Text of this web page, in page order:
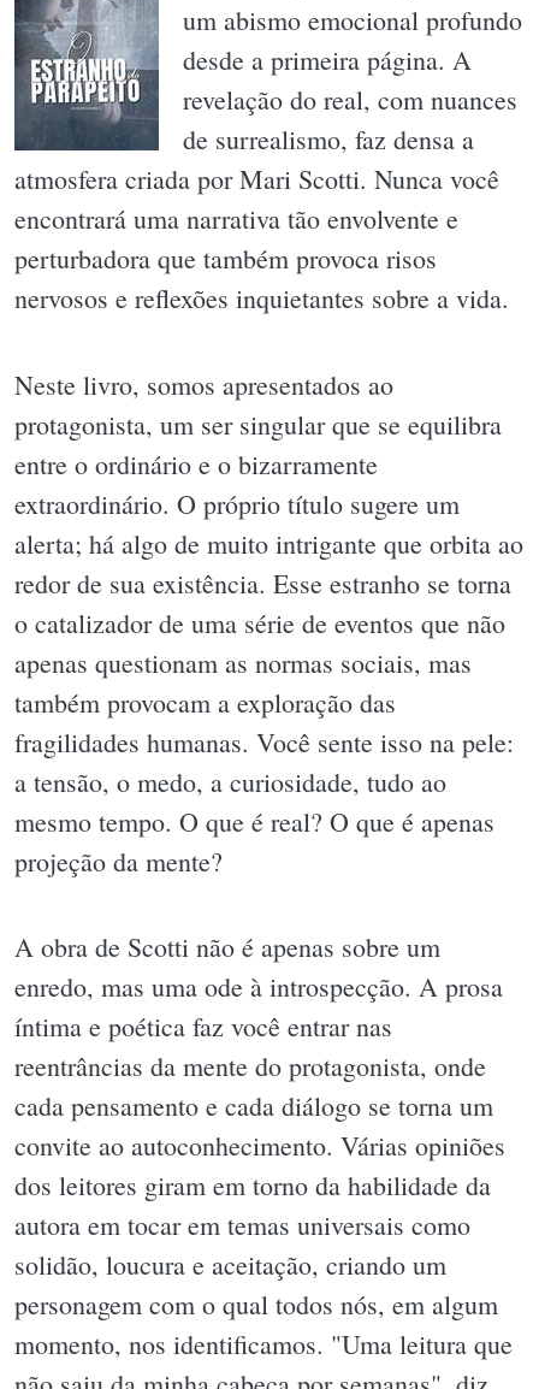
um abismo emocional profundo
desde a primeira página. A
revelação do real, com nuances
de surrealismo, faz densa a
atmosfera criada por Mari Scotti. Nunca você
encontrará uma narrativa tão envolvente e
perturbadora que também provoca risos
nervosos e reflexões inquietantes sobre a vida.
Neste livro, somos apresentados ao
protagonista, um ser singular que se equilibra
entre o ordinário e o bizarramente
extraordinário. O próprio título sugere um
alerta; há algo de muito intrigante que orbita ao
redor de sua existência. Esse estranho se torna
o catalizador de uma série de eventos que não
apenas questionam as normas sociais, mas
também provocam a exploração das
fragilidades humanas. Você sente isso na pele:
a tensão, o medo, a curiosidade, tudo ao
mesmo tempo. O que é real? O que é apenas
projeção da mente?
A obra de Scotti não é apenas sobre um
enredo, mas uma ode à introspecção. A prosa
íntima e poética faz você entrar nas
reentrâncias da mente do protagonista, onde
cada pensamento e cada diálogo se torna um
convite ao autoconhecimento. Várias opiniões
dos leitores giram em torno da habilidade da
autora em tocar em temas universais como
solidão, loucura e aceitação, criando um
personagem com o qual todos nós, em algum
momento, nos identificamos. "Uma leitura que